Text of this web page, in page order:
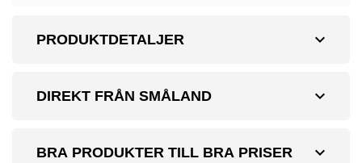
expand_more
PRODUKTDETALJER
expand_more
DIREKT FRÅN SMÅLAND
expand_more
BRA PRODUKTER TILL BRA PRISER